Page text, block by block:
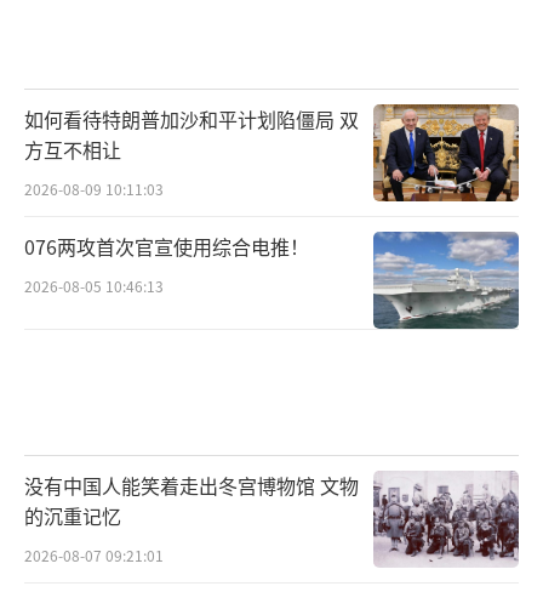
如何看待特朗普加沙和平计划陷僵局 双
方互不相让
2026-08-09 10:11:03
076两攻首次官宣使用综合电推！
2026-08-05 10:46:13
没有中国人能笑着走出冬宫博物馆 文物
的沉重记忆
2026-08-07 09:21:01